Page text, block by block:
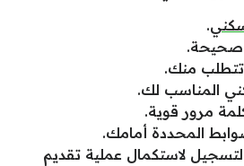
.
صحيحة.
تتطلب منك.
المناسب لك.
مرور قوية.
المحددة أمامك.
لاستكمال عملية تقديم